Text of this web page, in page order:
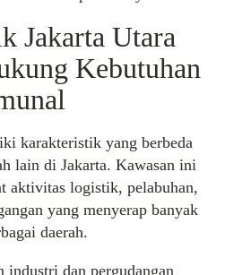
Jakarta Utara
Kebutuhan
karakteristik yang berbeda
lain di Jakarta. Kawasan ini
aktivitas logistik, pelabuhan,
yang menyerap banyak
daerah.
industri dan pergudangan